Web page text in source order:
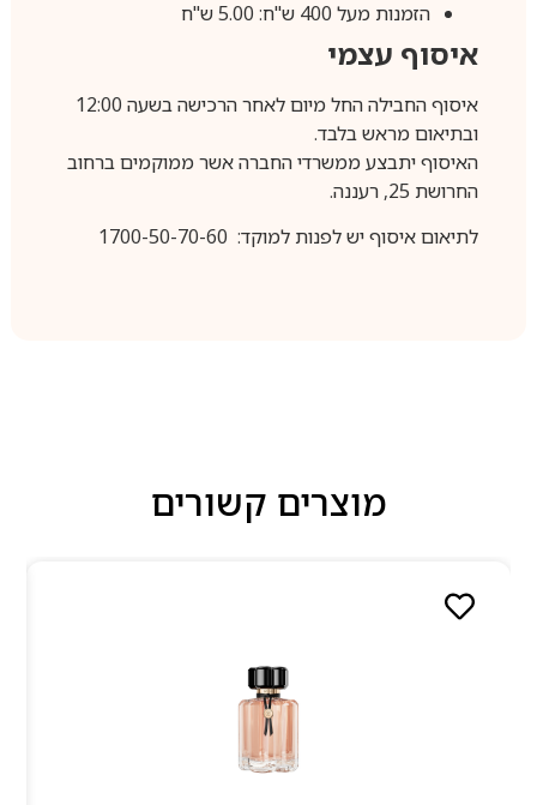
הזמנות מעל 400 ש"ח: 5.00 ש"ח
איסוף עצמי
איסוף החבילה החל מיום לאחר הרכישה בשעה 12:00
ובתיאום מראש בלבד.
האיסוף יתבצע ממשרדי החברה אשר ממוקמים ברחוב
החרושת 25, רעננה.
לתיאום איסוף יש לפנות למוקד: 1700-50-70-60
מוצרים קשורים